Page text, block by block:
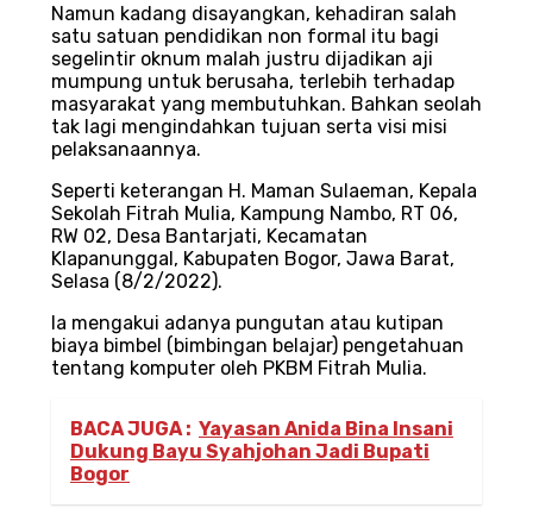
Namun kadang disayangkan, kehadiran salah
satu satuan pendidikan non formal itu bagi
segelintir oknum malah justru dijadikan aji
mumpung untuk berusaha, terlebih terhadap
masyarakat yang membutuhkan. Bahkan seolah
tak lagi mengindahkan tujuan serta visi misi
pelaksanaannya.
Seperti keterangan H. Maman Sulaeman, Kepala
Sekolah Fitrah Mulia, Kampung Nambo, RT 06,
RW 02, Desa Bantarjati, Kecamatan
Klapanunggal, Kabupaten Bogor, Jawa Barat,
Selasa (8/2/2022).
Ia mengakui adanya pungutan atau kutipan
biaya bimbel (bimbingan belajar) pengetahuan
tentang komputer oleh PKBM Fitrah Mulia.
BACA JUGA : Yayasan Anida Bina Insani
Dukung Bayu Syahjohan Jadi Bupati
Bogor